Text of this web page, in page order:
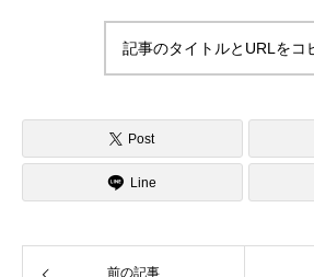
記事のタイトルとURLをコ
Post
Line
前の記事